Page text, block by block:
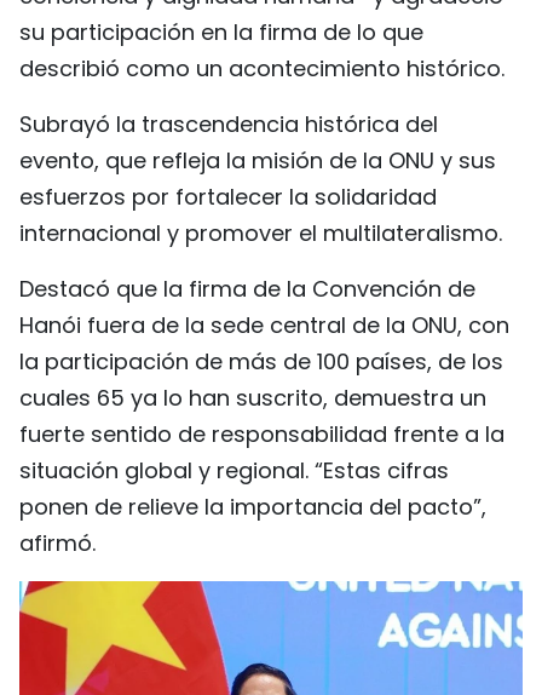
su participación en la firma de lo que
describió como un acontecimiento histórico.
Subrayó la trascendencia histórica del
evento, que refleja la misión de la ONU y sus
esfuerzos por fortalecer la solidaridad
internacional y promover el multilateralismo.
Destacó que la firma de la Convención de
Hanói fuera de la sede central de la ONU, con
la participación de más de 100 países, de los
cuales 65 ya lo han suscrito, demuestra un
fuerte sentido de responsabilidad frente a la
situación global y regional. “Estas cifras
ponen de relieve la importancia del pacto”,
afirmó.